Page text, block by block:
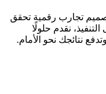
لتصميم تجارب رقمية تحقق
نقدم حلولًا
نتائجك نحو الأمام.